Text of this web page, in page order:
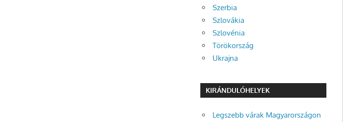
Szerbia
Szlovákia
Szlovénia
Törökország
Ukrajna
KIRÁNDULÓHELYEK
Legszebb várak Magyarországon